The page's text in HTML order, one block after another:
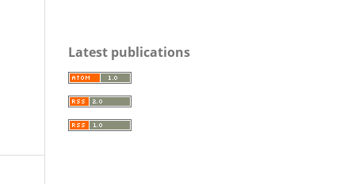
Latest publications